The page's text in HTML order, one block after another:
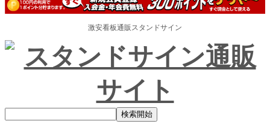
激安看板通販スタンドサイン